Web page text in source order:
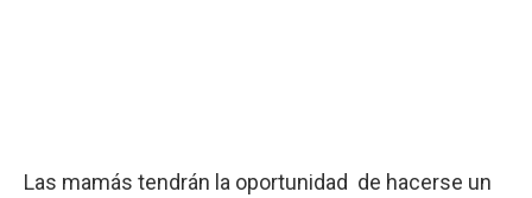
Las mamás tendrán la oportunidad de hacerse un